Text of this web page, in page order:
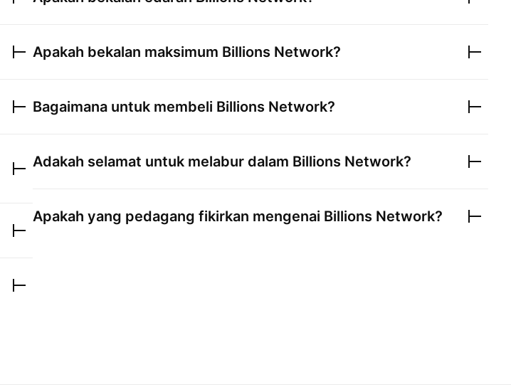
Apakah bekalan maksimum Billions Network?
Bagaimana untuk membeli Billions Network?
Adakah selamat untuk melabur dalam Billions Network?
Apakah yang pedagang fikirkan mengenai Billions Network?